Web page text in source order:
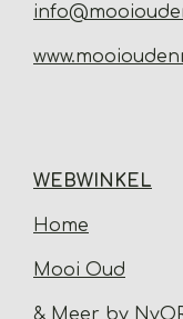
WEBWINKEL
Home
Mooi Oud
& Meer by